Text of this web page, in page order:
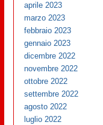
aprile 2023
marzo 2023
febbraio 2023
gennaio 2023
dicembre 2022
novembre 2022
ottobre 2022
settembre 2022
agosto 2022
luglio 2022